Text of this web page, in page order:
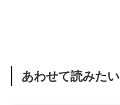
あわせて読みたい